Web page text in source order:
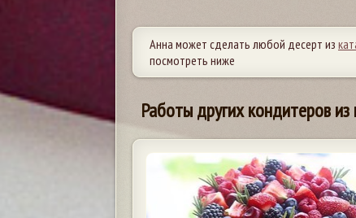
Анна может сделать любой десерт из
посмотреть ниже
Работы других кондитеров